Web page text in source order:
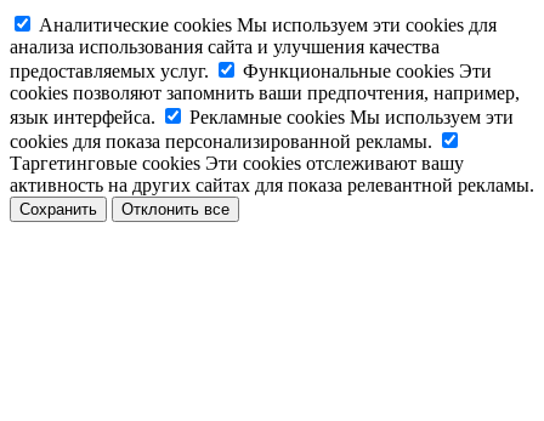
Аналитические cookies Мы используем эти cookies для
анализа использования сайта и улучшения качества
предоставляемых услуг.
Функциональные cookies Эти
cookies позволяют запомнить ваши предпочтения, например,
язык интерфейса.
Рекламные cookies Мы используем эти
cookies для показа персонализированной рекламы.
Таргетинговые cookies Эти cookies отслеживают вашу
активность на других сайтах для показа релевантной рекламы.
Сохранить Отклонить все